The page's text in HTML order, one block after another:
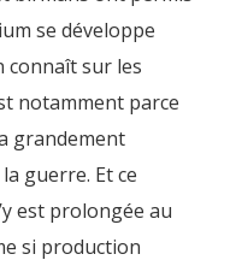
se développe
connaît sur les
notamment parce
grandement
guerre. Et ce
est prolongée au
si production